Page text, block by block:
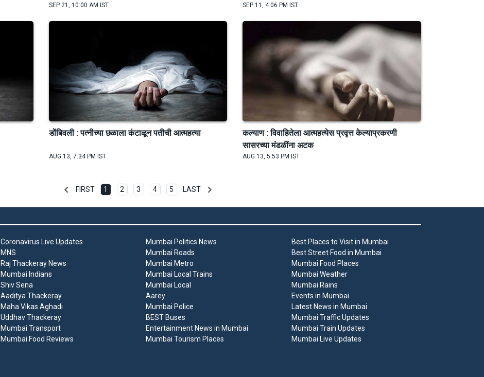
SEP 21, 10:00 AM IST SEP 11, 4:06 PM IST
डोंबिवली : पत्नीच्या छळाला कंटाळून पतीची आत्महत्या
AUG 13, 7:34 PM IST
कल्याण : विवाहितेला आत्महत्येस प्रवृत्त केल्याप्रकरणी
सासरच्या मंडळींना अटक
AUG 13, 5:53 PM IST
FIRST 1 2 3 4 5 LAST
Coronavirus Live Updates
MNS
Raj Thackeray News
Mumbai Indians
Shiv Sena
Aaditya Thackeray
Maha Vikas Aghadi
Uddhav Thackeray
Mumbai Transport
Mumbai Food Reviews
Mumbai Politics News
Mumbai Roads
Mumbai Metro
Mumbai Local Trains
Mumbai Local
Aarey
Mumbai Police
BEST Buses
Entertainment News in Mumbai
Mumbai Tourism Places
Best Places to Visit in Mumbai
Best Street Food in Mumbai
Mumbai Food Places
Mumbai Weather
Mumbai Rains
Events in Mumbai
Latest News in Mumbai
Mumbai Traffic Updates
Mumbai Train Updates
Mumbai Live Updates